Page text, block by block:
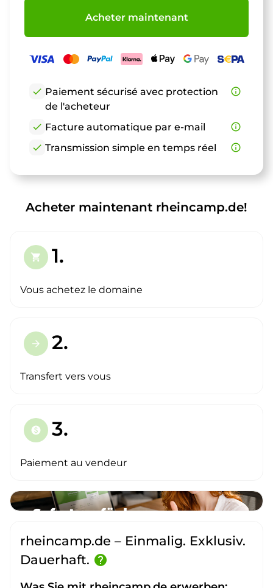
Acheter maintenant
check Paiement sécurisé avec protection
de l'acheteur
info_outline
check Facture automatique par e-mail
info_outline
check Transmission simple en temps réel info_outline
Acheter maintenant rheincamp.de!
shopping_cart 1.
Vous achetez le domaine
arrow_forward 2.
Transfert vers vous
paid 3.
Paiement au vendeur
rheincamp.de – Einmalig. Exklusiv.
Dauerhaft. help